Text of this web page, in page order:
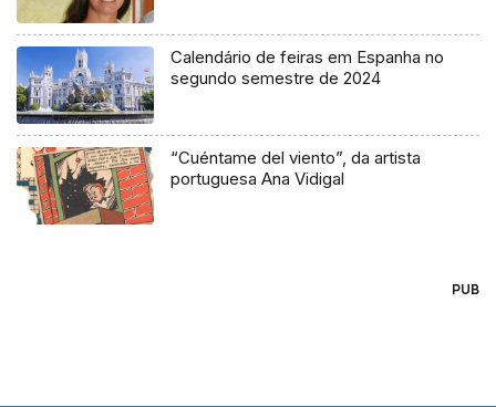
Calendário de feiras em Espanha no
segundo semestre de 2024
“Cuéntame del viento”, da artista
portuguesa Ana Vidigal
PUB